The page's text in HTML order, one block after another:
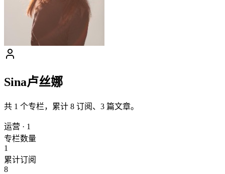
Sina卢丝娜
共 1 个专栏，累计 8 订阅、 3 篇文章。
运营 · 1
专栏数量
1
累计订阅
8